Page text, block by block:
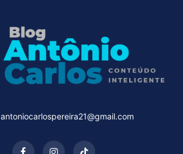
antoniocarlospereira21@gmail.com